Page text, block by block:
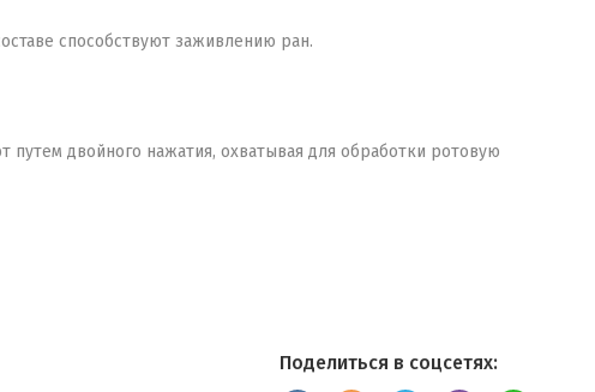
способствуют заживлению ран.
двойного нажатия, охватывая для обработки ротовую
Поделиться в соцсетях: